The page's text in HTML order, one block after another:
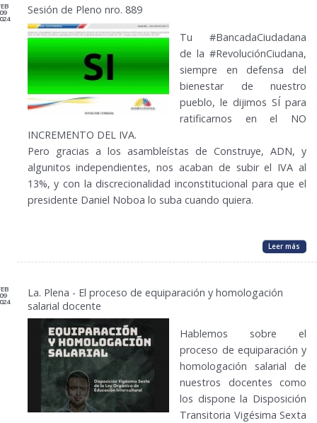
09 Sesión de Pleno nro. 889
Tu #BancadaCiudadana
de la #RevoluciónCiudana,
siempre en defensa del
bienestar de nuestro
pueblo, le dijimos SÍ para
ratificarnos en el NO
INCREMENTO DEL IVA.
Pero gracias a los asambleístas de Construye, ADN, y
algunitos independientes, nos acaban de subir el IVA al
13%, y con la discrecionalidad inconstitucional para que el
presidente Daniel Noboa lo suba cuando quiera.
Leer más
09
La. Plena - El proceso de equiparación y homologación
salarial docente
Hablemos sobre el
proceso de equiparación y
homologación salarial de
nuestros docentes como
los dispone la Disposición
Transitoria Vigésima Sexta